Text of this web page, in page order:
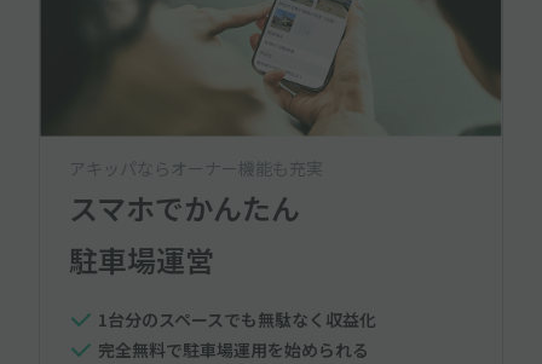
アキッパならオーナー機能も充実
スマホでかんたん
駐車場運営
1台分のスペースでも無駄なく収益化
完全無料で駐車場運用を始められる